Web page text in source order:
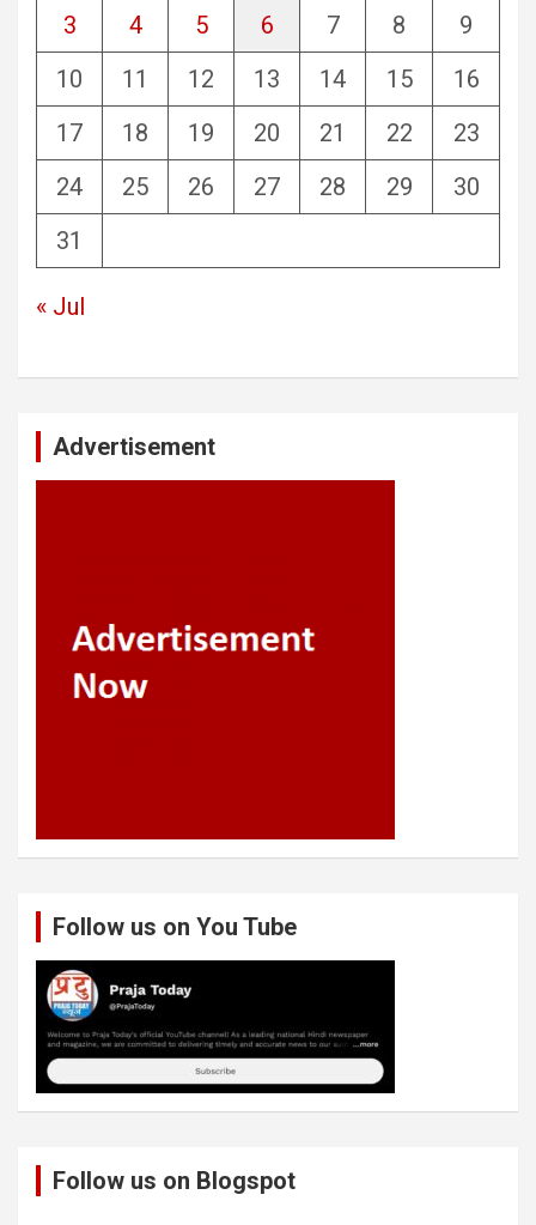
3 4 5 6 7 8
9
10
11 12 13 14 15
16
17
18 19 20 21 22
23
24
25 26 27 28 29
30
31
« Jul
Advertisement
Follow us on You Tube
Follow us on Blogspot